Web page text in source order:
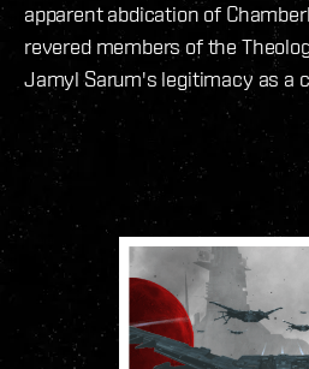
apparent abdication of
revered members of the
Jamyl Sarum's legitimacy as a